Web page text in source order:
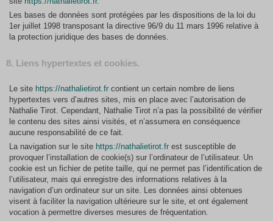
Les bases de données sont protégées par les dispositions de la loi du
1er juillet 1998 transposant la directive 96/9 du 11 mars 1996 relative à
la protection juridique des bases de données.
8. Liens hypertextes et cookies.
Le site https://nathalietirot.fr contient un certain nombre de liens
hypertextes vers d’autres sites, mis en place avec l’autorisation de
Nathalie Tirot. Cependant, Nathalie Tirot n’a pas la possibilité de vérifier
le contenu des sites ainsi visités, et n’assumera en conséquence
aucune responsabilité de ce fait.
La navigation sur le site https://nathalietirot.fr est susceptible de
provoquer l’installation de cookie(s) sur l’ordinateur de l’utilisateur. Un
cookie est un fichier de petite taille, qui ne permet pas l’identification de
l’utilisateur, mais qui enregistre des informations relatives à la
navigation d’un ordinateur sur un site. Les données ainsi obtenues
visent à faciliter la navigation ultérieure sur le site, et ont également
vocation à permettre diverses mesures de fréquentation.